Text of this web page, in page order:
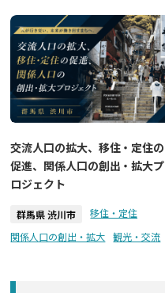
交流人口の拡大、移住・定住の
促進、関係人口の創出・拡大プ
ロジェクト
群馬県 渋川市
移住・定住
関係人口の創出・拡大
観光・交流